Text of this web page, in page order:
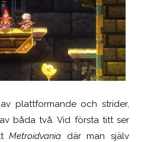
plattformande och strider,
båda två. Vid första titt ser
Metroidvania där man själv